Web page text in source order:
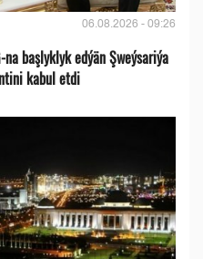
06.08.2026 - 09:26
başlyklyk edýän Şweýsariýa
kabul etdi